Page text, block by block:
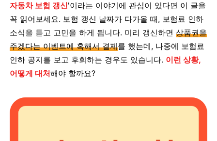
자동차 보험 갱신'이라는 이야기에 관심이 있다면 이 글을
꼭 읽어보세요. 보험 갱신 날짜가 다가올 때, 보험료 인하
소식을 듣고 고민을 하게 됩니다. 미리 갱신하면 상품권을
주겠다는 이벤트에 혹해서 결제를 했는데, 나중에 보험료
인하 공지를 보고 후회하는 경우도 있습니다. 이런 상황,
어떻게 대처해야 할까요?